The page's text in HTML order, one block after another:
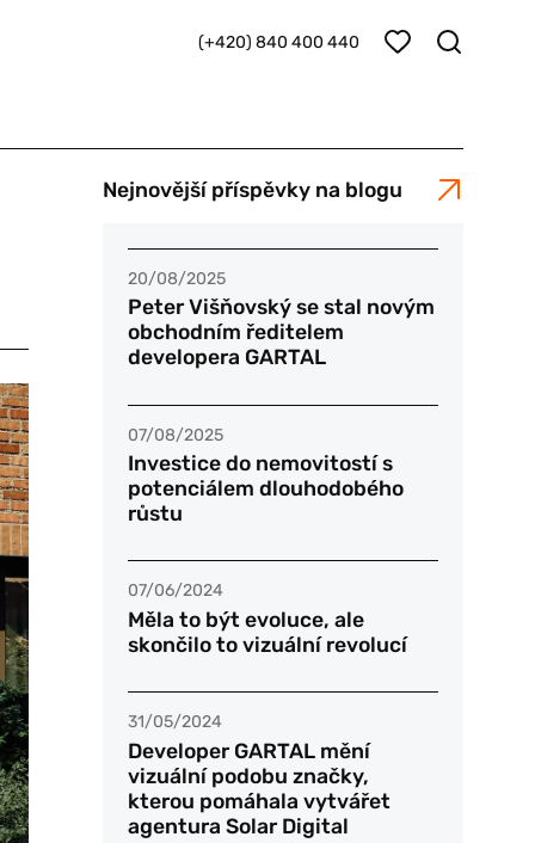
(+420) 840 400 440
Nejnovější příspěvky na blogu
20/08/2025
Peter Višňovský se stal novým
obchodním ředitelem
developera GARTAL
07/08/2025
Investice do nemovitostí s
potenciálem dlouhodobého
růstu
07/06/2024
Měla to být evoluce, ale
skončilo to vizuální revolucí
31/05/2024
Developer GARTAL mění
vizuální podobu značky,
kterou pomáhala vytvářet
agentura Solar Digital